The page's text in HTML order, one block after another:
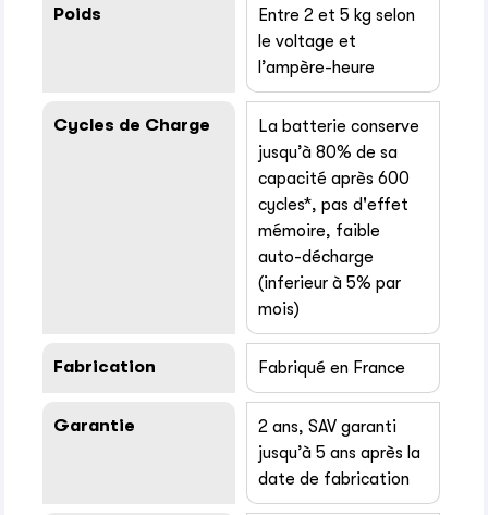
Poids
Entre 2 et 5 kg selon
le voltage et
l’ampère-heure
Cycles de Charge
La batterie conserve
jusqu’à 80% de sa
capacité après 600
cycles*, pas d'effet
mémoire, faible
auto-décharge
(inferieur à 5% par
mois)
Fabrication Fabriqué en France
Garantie
2 ans, SAV garanti
jusqu’à 5 ans après la
date de fabrication